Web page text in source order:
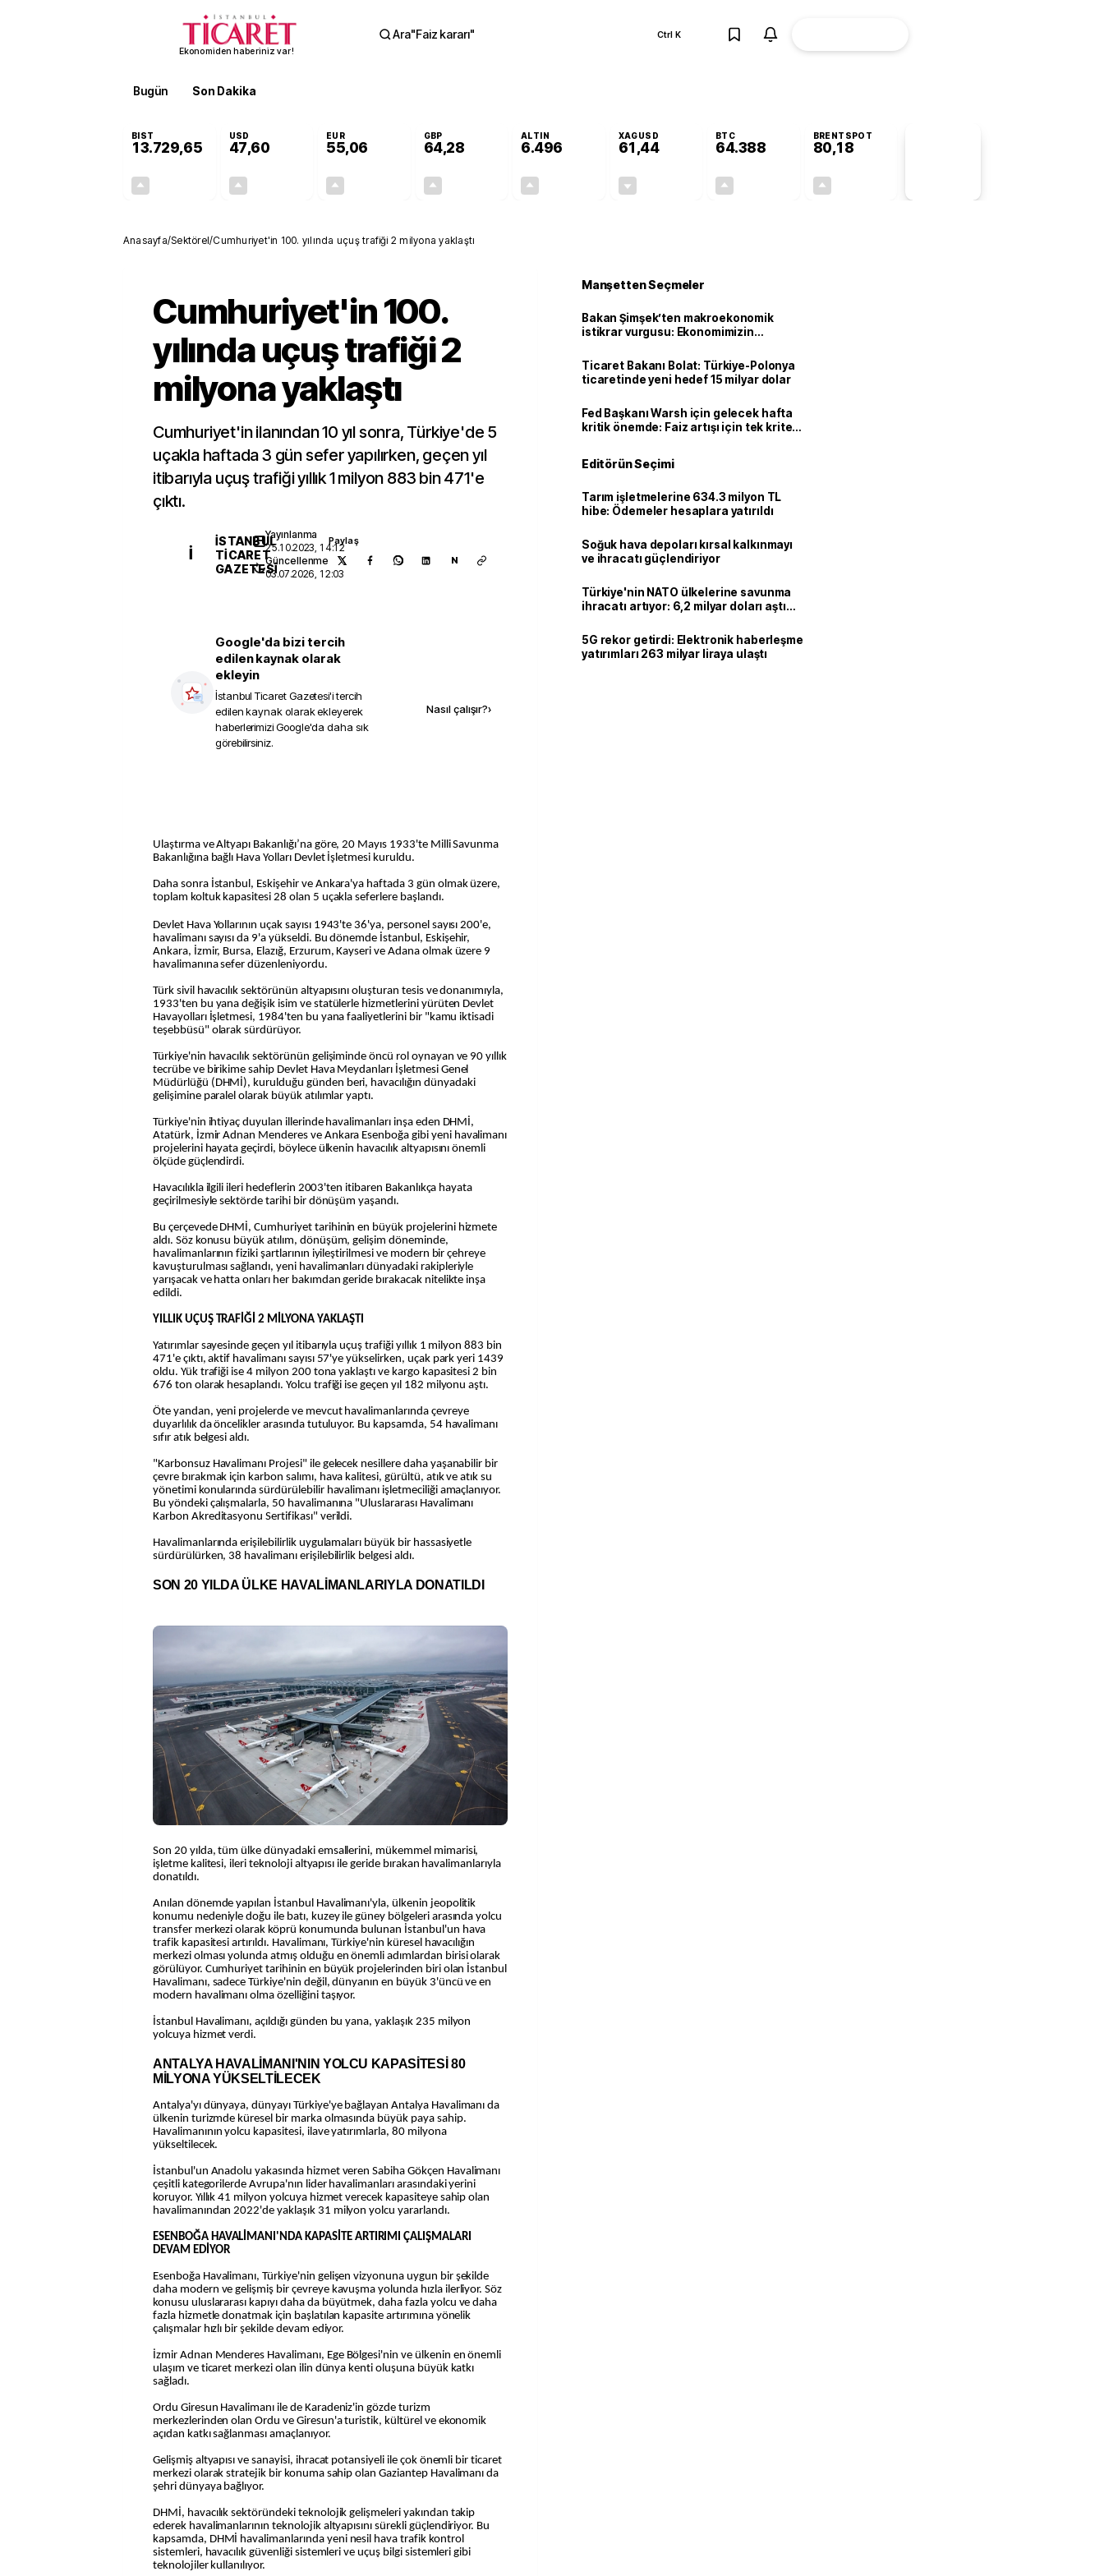
Ekonomiden haberiniz var!
Ara"Faiz kararı" Ctrl K
Bugün Son Dakika
BIST
13.729,65
USD
47,60
EUR
55,06
GBP
64,28
ALTIN
6.496
XAGUSD
61,44
BTC
64.388
BRENTSPOT
80,18
Anasayfa/Sektörel/Cumhuriyet'in 100. yılında uçuş trafiği 2 milyona yaklaştı
Cumhuriyet'in 100.
yılında uçuş trafiği 2
milyona yaklaştı
Cumhuriyet'in ilanından 10 yıl sonra, Türkiye'de 5
uçakla haftada 3 gün sefer yapılırken, geçen yıl
itibarıyla uçuş trafiği yıllık 1 milyon 883 bin 471'e
çıktı.
İ
İSTANBUL
TICARET
GAZETESI
Yayınlanma
25.10.2023, 14:12
Güncellenme
03.07.2026, 12:03
Paylaş
N
Google'da bizi tercih
edilen kaynak olarak
ekleyin
İstanbul Ticaret Gazetesi'i tercih
edilen kaynak olarak ekleyerek
haberlerimizi Google'da daha sık
görebilirsiniz.
Nasıl çalışır?›
Ulaştırma ve Altyapı Bakanlığı’na göre, 20 Mayıs 1933'te Milli Savunma
Bakanlığına bağlı Hava Yolları Devlet İşletmesi kuruldu.
Daha sonra İstanbul, Eskişehir ve Ankara'ya haftada 3 gün olmak üzere,
toplam koltuk kapasitesi 28 olan 5 uçakla seferlere başlandı.
Devlet Hava Yollarının uçak sayısı 1943'te 36'ya, personel sayısı 200'e,
havalimanı sayısı da 9'a yükseldi. Bu dönemde İstanbul, Eskişehir,
Ankara, İzmir, Bursa, Elazığ, Erzurum, Kayseri ve Adana olmak üzere 9
havalimanına sefer düzenleniyordu.
Türk sivil havacılık sektörünün altyapısını oluşturan tesis ve donanımıyla,
1933'ten bu yana değişik isim ve statülerle hizmetlerini yürüten Devlet
Havayolları İşletmesi, 1984'ten bu yana faaliyetlerini bir "kamu iktisadi
teşebbüsü" olarak sürdürüyor.
Türkiye'nin havacılık sektörünün gelişiminde öncü rol oynayan ve 90 yıllık
tecrübe ve birikime sahip Devlet Hava Meydanları İşletmesi Genel
Müdürlüğü (DHMİ), kurulduğu günden beri, havacılığın dünyadaki
gelişimine paralel olarak büyük atılımlar yaptı.
Türkiye'nin ihtiyaç duyulan illerinde havalimanları inşa eden DHMİ,
Atatürk, İzmir Adnan Menderes ve Ankara Esenboğa gibi yeni havalimanı
projelerini hayata geçirdi, böylece ülkenin havacılık altyapısını önemli
ölçüde güçlendirdi.
Havacılıkla ilgili ileri hedeflerin 2003'ten itibaren Bakanlıkça hayata
geçirilmesiyle sektörde tarihi bir dönüşüm yaşandı.
Bu çerçevede DHMİ, Cumhuriyet tarihinin en büyük projelerini hizmete
aldı. Söz konusu büyük atılım, dönüşüm, gelişim döneminde,
havalimanlarının fiziki şartlarının iyileştirilmesi ve modern bir çehreye
kavuşturulması sağlandı, yeni havalimanları dünyadaki rakipleriyle
yarışacak ve hatta onları her bakımdan geride bırakacak nitelikte inşa
edildi.
YILLIK UÇUŞ TRAFİĞİ 2 MİLYONA YAKLAŞTI
Yatırımlar sayesinde geçen yıl itibarıyla uçuş trafiği yıllık 1 milyon 883 bin
471'e çıktı, aktif havalimanı sayısı 57'ye yükselirken, uçak park yeri 1439
oldu. Yük trafiği ise 4 milyon 200 tona yaklaştı ve kargo kapasitesi 2 bin
676 ton olarak hesaplandı. Yolcu trafiği ise geçen yıl 182 milyonu aştı.
Öte yandan, yeni projelerde ve mevcut havalimanlarında çevreye
duyarlılık da öncelikler arasında tutuluyor. Bu kapsamda, 54 havalimanı
sıfır atık belgesi aldı.
"Karbonsuz Havalimanı Projesi" ile gelecek nesillere daha yaşanabilir bir
çevre bırakmak için karbon salımı, hava kalitesi, gürültü, atık ve atık su
yönetimi konularında sürdürülebilir havalimanı işletmeciliği amaçlanıyor.
Bu yöndeki çalışmalarla, 50 havalimanına "Uluslararası Havalimanı
Karbon Akreditasyonu Sertifikası" verildi.
Havalimanlarında erişilebilirlik uygulamaları büyük bir hassasiyetle
sürdürülürken, 38 havalimanı erişilebilirlik belgesi aldı.
SON 20 YILDA ÜLKE HAVALİMANLARIYLA DONATILDI
Son 20 yılda, tüm ülke dünyadaki emsallerini, mükemmel mimarisi,
işletme kalitesi, ileri teknoloji altyapısı ile geride bırakan havalimanlarıyla
donatıldı.
Anılan dönemde yapılan İstanbul Havalimanı'yla, ülkenin jeopolitik
konumu nedeniyle doğu ile batı, kuzey ile güney bölgeleri arasında yolcu
transfer merkezi olarak köprü konumunda bulunan İstanbul'un hava
trafik kapasitesi artırıldı. Havalimanı, Türkiye'nin küresel havacılığın
merkezi olması yolunda atmış olduğu en önemli adımlardan birisi olarak
görülüyor. Cumhuriyet tarihinin en büyük projelerinden biri olan İstanbul
Havalimanı, sadece Türkiye'nin değil, dünyanın en büyük 3'üncü ve en
modern havalimanı olma özelliğini taşıyor.
İstanbul Havalimanı, açıldığı günden bu yana, yaklaşık 235 milyon
yolcuya hizmet verdi.
ANTALYA HAVALİMANI'NIN YOLCU KAPASİTESİ 80
MİLYONA YÜKSELTİLECEK
Antalya'yı dünyaya, dünyayı Türkiye'ye bağlayan Antalya Havalimanı da
ülkenin turizmde küresel bir marka olmasında büyük paya sahip.
Havalimanının yolcu kapasitesi, ilave yatırımlarla, 80 milyona
yükseltilecek.
İstanbul'un Anadolu yakasında hizmet veren Sabiha Gökçen Havalimanı
çeşitli kategorilerde Avrupa'nın lider havalimanları arasındaki yerini
koruyor. Yıllık 41 milyon yolcuya hizmet verecek kapasiteye sahip olan
havalimanından 2022'de yaklaşık 31 milyon yolcu yararlandı.
ESENBOĞA HAVALİMANI'NDA KAPASİTE ARTIRIMI ÇALIŞMALARI
DEVAM EDİYOR
Esenboğa Havalimanı, Türkiye'nin gelişen vizyonuna uygun bir şekilde
daha modern ve gelişmiş bir çevreye kavuşma yolunda hızla ilerliyor. Söz
konusu uluslararası kapıyı daha da büyütmek, daha fazla yolcu ve daha
fazla hizmetle donatmak için başlatılan kapasite artırımına yönelik
çalışmalar hızlı bir şekilde devam ediyor.
İzmir Adnan Menderes Havalimanı, Ege Bölgesi'nin ve ülkenin en önemli
ulaşım ve ticaret merkezi olan ilin dünya kenti oluşuna büyük katkı
sağladı.
Ordu Giresun Havalimanı ile de Karadeniz'in gözde turizm
merkezlerinden olan Ordu ve Giresun'a turistik, kültürel ve ekonomik
açıdan katkı sağlanması amaçlanıyor.
Gelişmiş altyapısı ve sanayisi, ihracat potansiyeli ile çok önemli bir ticaret
merkezi olarak stratejik bir konuma sahip olan Gaziantep Havalimanı da
şehri dünyaya bağlıyor.
DHMİ, havacılık sektöründeki teknolojik gelişmeleri yakından takip
ederek havalimanlarının teknolojik altyapısını sürekli güçlendiriyor. Bu
kapsamda, DHMİ havalimanlarında yeni nesil hava trafik kontrol
sistemleri, havacılık güvenliği sistemleri ve uçuş bilgi sistemleri gibi
teknolojiler kullanılıyor.
Manşetten Seçmeler
Bakan Şimşek’ten makroekonomik
istikrar vurgusu: Ekonomimizin
Ticaret Bakanı Bolat: Türkiye-Polonya
ticaretinde yeni hedef 15 milyar dolar
Fed Başkanı Warsh için gelecek hafta
kritik önemde: Faiz artışı için tek kriter
Editörün Seçimi
Tarım işletmelerine 634.3 milyon TL
hibe: Ödemeler hesaplara yatırıldı
Soğuk hava depoları kırsal kalkınmayı
ve ihracatı güçlendiriyor
Türkiye'nin NATO ülkelerine savunma
ihracatı artıyor: 6,2 milyar doları aştı
5G rekor getirdi: Elektronik haberleşme
yatırımları 263 milyar liraya ulaştı